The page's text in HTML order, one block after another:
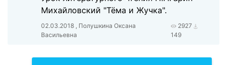
Михайловский "Тёма и Жучка".
02.03.2018 , Полушкина Оксана
Васильевна
2927
149